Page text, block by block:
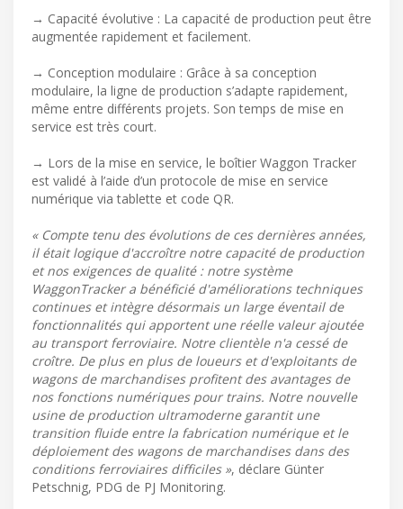
→ Capacité évolutive : La capacité de production peut être
augmentée rapidement et facilement.
→ Conception modulaire : Grâce à sa conception
modulaire, la ligne de production s’adapte rapidement,
même entre différents projets. Son temps de mise en
service est très court.
→ Lors de la mise en service, le boîtier Waggon Tracker
est validé à l’aide d’un protocole de mise en service
numérique via tablette et code QR.
« Compte tenu des évolutions de ces dernières années,
il était logique d'accroître notre capacité de production
et nos exigences de qualité : notre système
WaggonTracker a bénéficié d'améliorations techniques
continues et intègre désormais un large éventail de
fonctionnalités qui apportent une réelle valeur ajoutée
au transport ferroviaire. Notre clientèle n'a cessé de
croître. De plus en plus de loueurs et d'exploitants de
wagons de marchandises profitent des avantages de
nos fonctions numériques pour trains. Notre nouvelle
usine de production ultramoderne garantit une
transition fluide entre la fabrication numérique et le
déploiement des wagons de marchandises dans des
conditions ferroviaires difficiles », déclare Günter
Petschnig, PDG de PJ Monitoring.